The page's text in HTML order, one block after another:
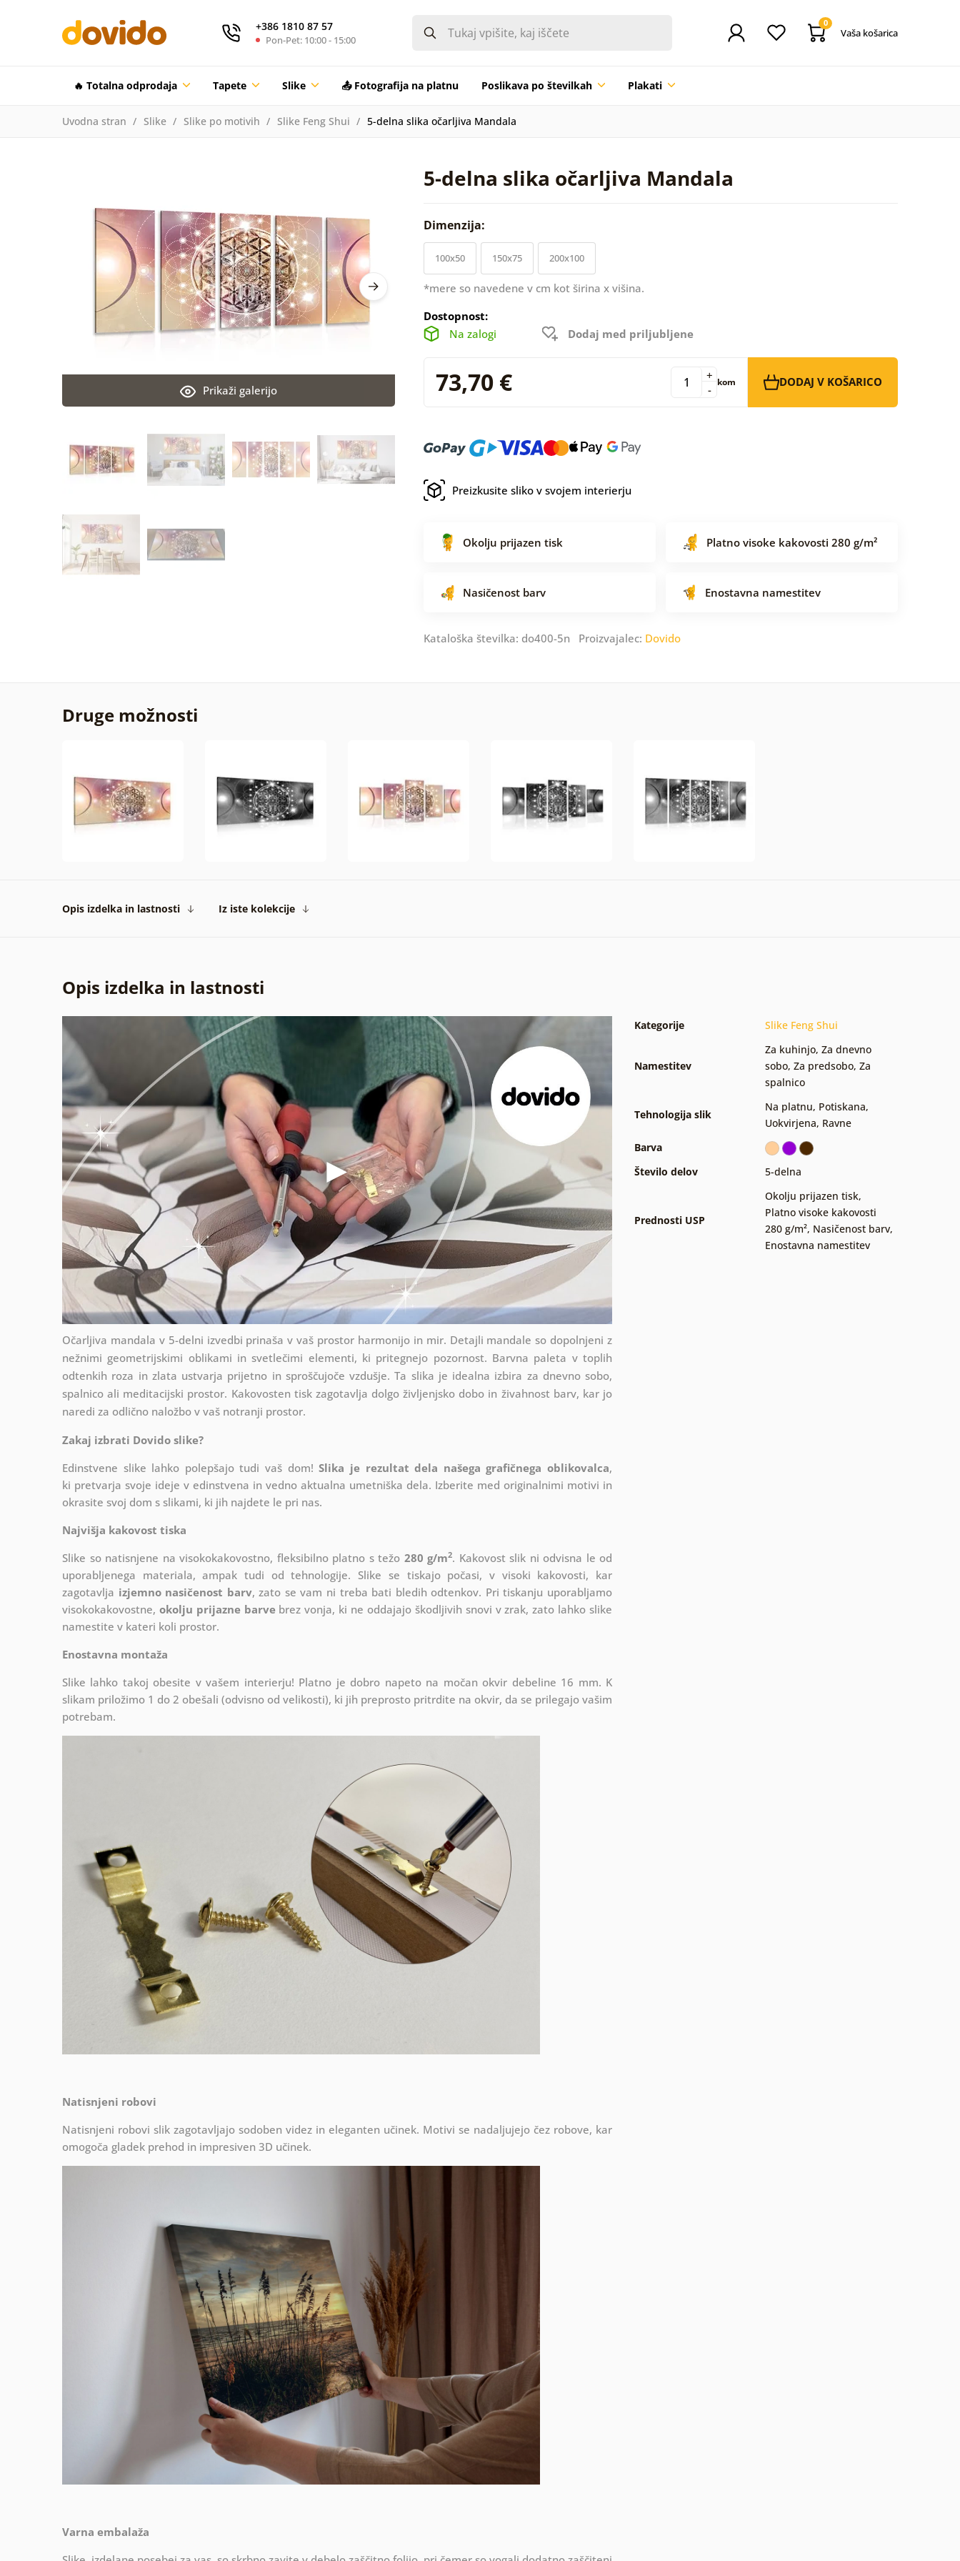
+386 1810 87 57
Pon-Pet: 10:00 - 15:00
0
Vaša košarica
🔥 Totalna odprodaja Tapete Slike 📤 Fotografija na platnu Poslikava po številkah Plakati
Uvodna stran Slike Slike po motivih Slike Feng Shui 5-delna slika očarljiva Mandala
5-delna slika očarljiva Mandala
Prikaži galerijo
Dimenzija:
100x50 150x75 200x100
*mere so navedene v cm kot širina x višina.
Dostopnost:
Na zalogi
Dodaj med priljubljene
73,70 € -
+ kom DODAJ V KOŠARICO
Preizkusite sliko v svojem interierju
Okolju prijazen tisk Platno visoke kakovosti 280 g/m²
Nasičenost barv Enostavna namestitev
Kataloška številka: do400-5n Proizvajalec: Dovido
Druge možnosti
Opis izdelka in lastnosti Iz iste kolekcije
Opis izdelka in lastnosti
Očarljiva mandala v 5-delni izvedbi prinaša v vaš prostor harmonijo in mir. Detajli mandale so dopolnjeni z
nežnimi geometrijskimi oblikami in svetlečimi elementi, ki pritegnejo pozornost. Barvna paleta v toplih
odtenkih roza in zlata ustvarja prijetno in sproščujoče vzdušje. Ta slika je idealna izbira za dnevno sobo,
spalnico ali meditacijski prostor. Kakovosten tisk zagotavlja dolgo življenjsko dobo in živahnost barv, kar jo
naredi za odlično naložbo v vaš notranji prostor.
Zakaj izbrati Dovido slike?
Edinstvene slike lahko polepšajo tudi vaš dom!Slika je rezultat dela našega grafičnega oblikovalca,
ki pretvarja svoje ideje v edinstvena in vedno aktualna umetniška dela. Izberite med originalnimi motivi in
okrasite svoj dom s slikami, ki jih najdete le pri nas.
Najvišja kakovost tiska
Slike so natisnjene na visokokakovostno, fleksibilno platno s težo 280 g/m2. Kakovost slik ni odvisna le od
uporabljenega materiala, ampak tudi od tehnologije. Slike se tiskajo počasi, v visoki kakovosti, kar
zagotavlja izjemno nasičenost barv, zato se vam ni treba bati bledih odtenkov. Pri tiskanju uporabljamo
visokokakovostne, okolju prijazne barvebrez vonja, ki ne oddajajo škodljivih snovi v zrak, zato lahko slike
namestite v kateri koli prostor.
Enostavna montaža
Slike lahko takoj obesite v vašem interierju! Platno je dobro napeto na močan okvir debeline 16 mm. K
slikam priložimo 1 do 2 obešali (odvisno od velikosti), ki jih preprosto pritrdite na okvir, da se prilegajo vašim
potrebam.
Natisnjeni robovi
Natisnjeni robovi slik zagotavljajo sodoben videz in eleganten učinek. Motivi se nadaljujejo čez robove, kar
omogoča gladek prehod in impresiven 3D učinek.
Varna embalaža
Kategorije Slike Feng Shui
Namestitev
Za kuhinjo, Za dnevno
sobo, Za predsobo, Za
spalnico
Tehnologija slik
Na platnu, Potiskana,
Uokvirjena, Ravne
Barva
Število delov
5-delna
Prednosti USP
Okolju prijazen tisk,
Platno visoke kakovosti
280 g/m², Nasičenost barv,
Enostavna namestitev